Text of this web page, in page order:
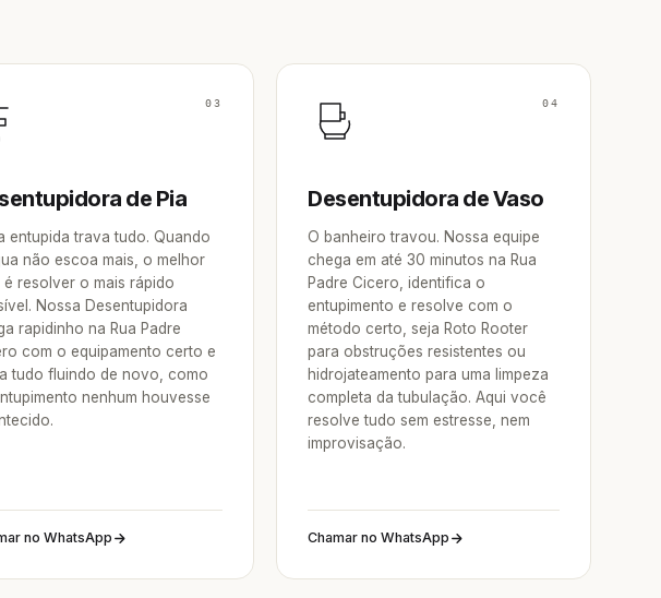
03
de Pia
entupida trava tudo. Quando
não escoa mais, o melhor
é resolver o mais rápido
Nossa Desentupidora
rapidinho na Rua Padre
com o equipamento certo e
tudo fluindo de novo, como
nenhum houvesse
no WhatsApp
04
Desentupidora de Vaso
O banheiro travou. Nossa equipe
chega em até 30 minutos na Rua
Padre Cicero, identifica o
entupimento e resolve com o
método certo, seja Roto Rooter
para obstruções resistentes ou
hidrojateamento para uma limpeza
completa da tubulação. Aqui você
resolve tudo sem estresse, nem
improvisação.
Chamar no WhatsApp